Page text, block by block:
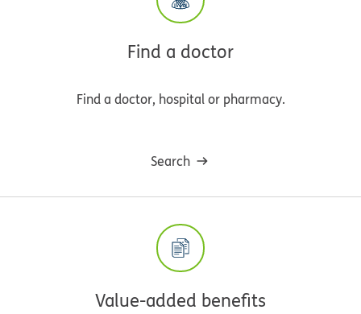
Find a doctor
Find a doctor, hospital or pharmacy.
Search
Value-added benefits